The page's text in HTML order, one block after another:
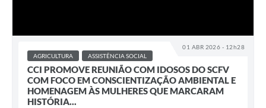
01 ABR 2026 - 12h28
AGRICULTURA ASSISTÊNCIA SOCIAL
CCI PROMOVE REUNIÃO COM IDOSOS DO SCFV
COM FOCO EM CONSCIENTIZAÇÃO AMBIENTAL E
HOMENAGEM ÀS MULHERES QUE MARCARAM
HISTÓRIA...